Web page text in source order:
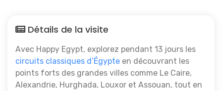
Détails de la visite
Avec Happy Egypt, explorez pendant 13 jours les
circuits classiques d’Égypte en découvrant les
points forts des grandes villes comme Le Caire,
Alexandrie, Hurghada, Louxor et Assouan, tout en